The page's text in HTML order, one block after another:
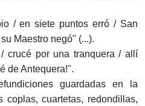
/ en siete puntos erró / San
Maestro negó" (...).
crucé por una tranquera / allí
de Antequera!".
guardadas en la
coplas, cuartetas, redondillas,